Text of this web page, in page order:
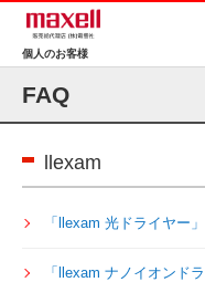
個人のお客様
FAQ
llexam
「llexam 光ドライヤー
「llexam ナノイオンド